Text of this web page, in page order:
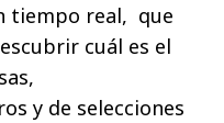
tiempo real, que
cuál es el
y de selecciones